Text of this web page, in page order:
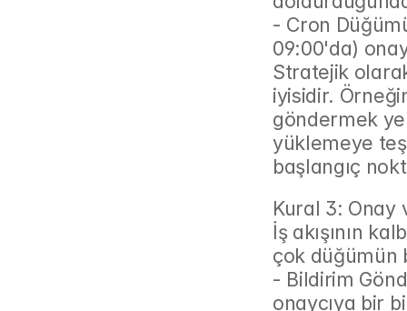
- Cron
09:00'da)
Stratejik
iyisidir.
göndermek
yüklemeye
başlangıç
Kural 3: Onay
İş akışının
çok düğümün
- Bildirim
onaycıya bir